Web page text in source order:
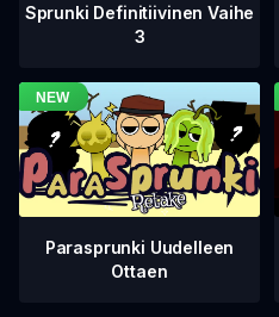
Sprunki Definitiivinen Vaihe
3
Parasprunki Uudelleen
Ottaen